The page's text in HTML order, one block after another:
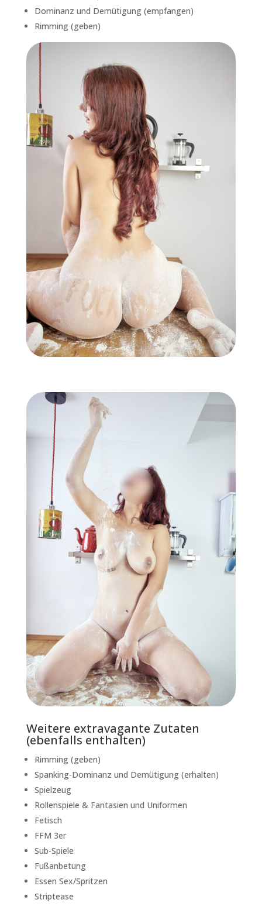
Dominanz und Demütigung (empfangen)
Rimming (geben)
Weitere extravagante Zutaten
(ebenfalls enthalten)
Rimming (geben)
Spanking-Dominanz und Demütigung (erhalten)
Spielzeug
Rollenspiele & Fantasien und Uniformen
Fetisch
FFM 3er
Sub-Spiele
Fußanbetung
Essen Sex/Spritzen
Striptease